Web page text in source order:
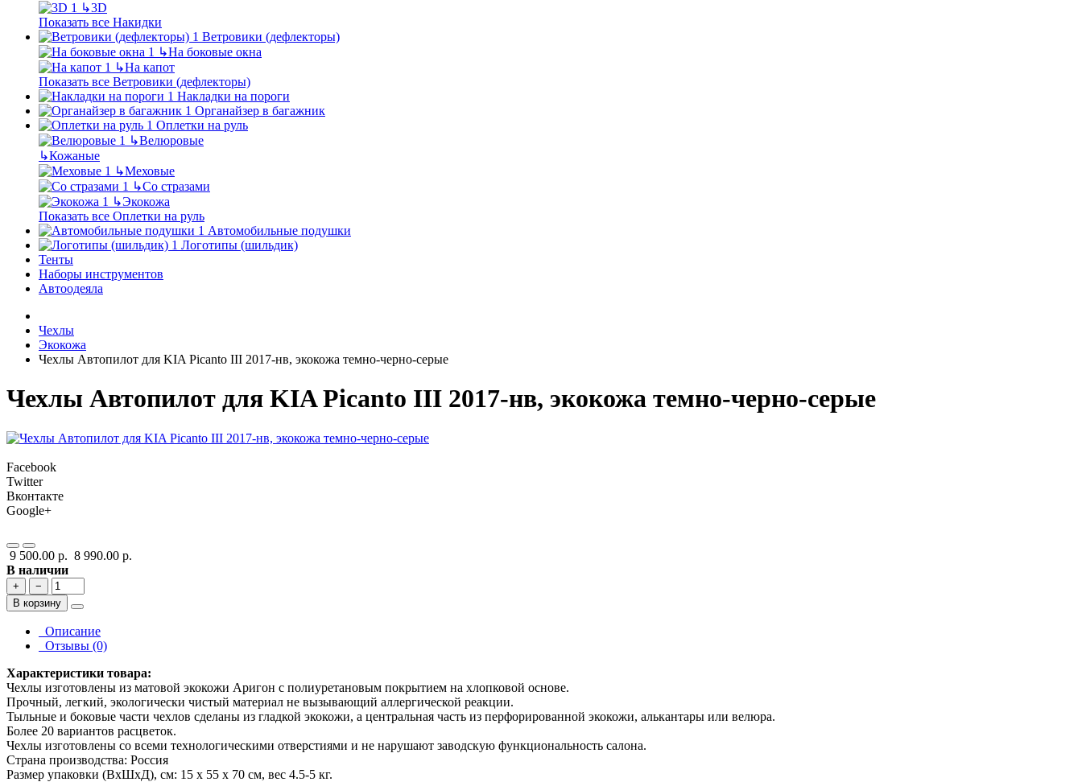
↳3D
Показать все Накидки
Ветровики (дефлекторы)
↳На боковые окна
↳На капот
Показать все Ветровики (дефлекторы)
Накладки на пороги
Органайзер в багажник
Оплетки на руль
↳Велюровые
↳Кожаные
↳Меховые
↳Со стразами
↳Экокожа
Показать все Оплетки на руль
Автомобильные подушки
Логотипы (шильдик)
Тенты
Наборы инструментов
Автоодеяла
Чехлы
Экокожа
Чехлы Автопилот для KIA Picanto III 2017-нв, экокожа темно-черно-серые
Чехлы Автопилот для KIA Picanto III 2017-нв, экокожа темно-черно-серые
Facebook
Twitter
Вконтакте
Google+
9 500.00 р. 8 990.00 р.
В наличии
+
−
В корзину
Описание
Отзывы (0)
Характеристики товара:
Чехлы изготовлены из матовой экокожи Аригон с полиуретановым покрытием на хлопковой основе.
Прочный, легкий, экологически чистый материал не вызывающий аллергической реакции.
Тыльные и боковые части чехлов сделаны из гладкой экокожи, а центральная часть из перфорированной экокожи, алькантары или велюра.
Более 20 вариантов расцветок.
Чехлы изготовлены со всеми технологическими отверстиями и не нарушают заводскую функциональность салона.
Страна производства: Россия
Размер упаковки (ВхШхД), см: 15 x 55 x 70 см, вес 4.5-5 кг.